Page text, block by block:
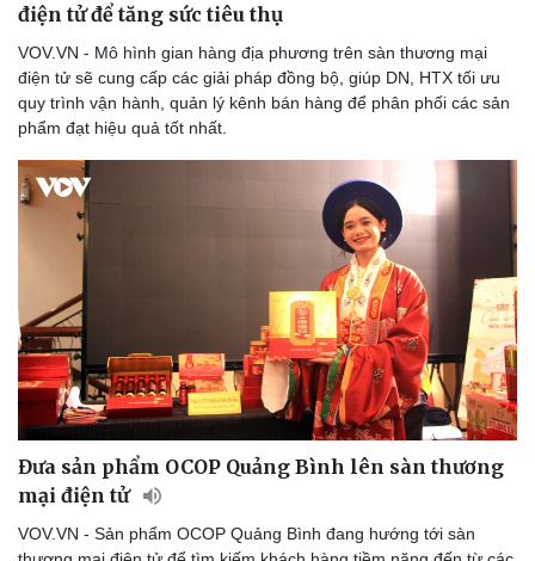
Sân khấu - Điện ảnh
Văn học
Di sản
Giải trí
Nghệ sĩ
điện tử để tăng sức tiêu thụ
VOV.VN - Mô hình gian hàng địa phương trên sàn thương mại
điện tử sẽ cung cấp các giải pháp đồng bộ, giúp DN, HTX tối ưu
quy trình vận hành, quản lý kênh bán hàng để phân phối các sản
phẩm đạt hiệu quả tốt nhất.
Đưa sản phẩm OCOP Quảng Bình lên sàn thương
mại điện tử
VOV.VN - Sản phẩm OCOP Quảng Bình đang hướng tới sàn